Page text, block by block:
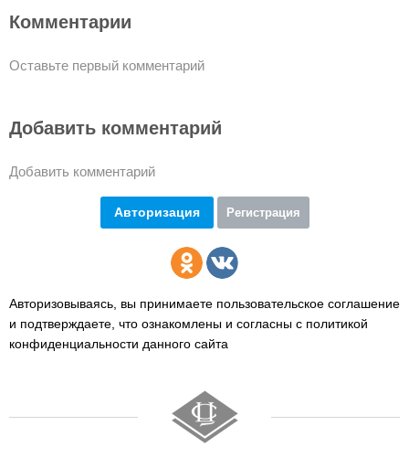
Комментарии
Оставьте первый комментарий
Добавить комментарий
Добавить комментарий
Авторизация Регистрация
Авторизовываясь, вы принимаете пользовательское соглашение
и подтверждаете, что ознакомлены и согласны с политикой
конфиденциальности данного сайта